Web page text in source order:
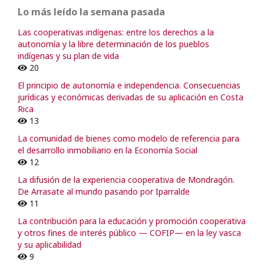
Lo más leído la semana pasada
Las cooperativas indígenas: entre los derechos a la
autonomía y la libre determinación de los pueblos
indígenas y su plan de vida
20
El principio de autonomía e independencia. Consecuencias
jurídicas y económicas derivadas de su aplicación en Costa
Rica
13
La comunidad de bienes como modelo de referencia para
el desarrollo inmobiliario en la Economía Social
12
La difusión de la experiencia cooperativa de Mondragón.
De Arrasate al mundo pasando por Iparralde
11
La contribución para la educación y promoción cooperativa
y otros fines de interés público — COFIP— en la ley vasca
y su aplicabilidad
9